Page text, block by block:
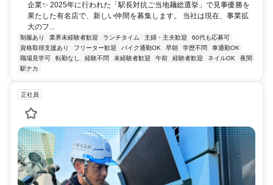
企業✨ 2025年に行われた「駅長対抗ご当地麺総選挙」で見事優勝を
果たした有名店で、新しい仲間を募集します。 当社は現在、事業拡
大のフ...
制服あり 業界未経験者歓迎 ランチタイム 主婦・主夫歓迎
60代も応募可
資格取得支援あり
フリーター歓迎 バイク通勤OK 早朝 学歴不問
車通勤OK
職場見学可
転勤なし 経験不問 未経験者歓迎 午前 経験者歓迎 ネイルOK
夜間
駅ナカ
正社員